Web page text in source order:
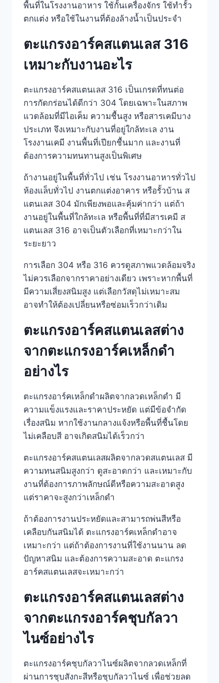
พื้นที่ในโรงงานอาหาร ใช้กั้นเครื่องจักร ใช้ทำรั้ว
ตกแต่ง หรือใช้ในงานที่ต้องล้างน้ำเป็นประจำ
ตะแกรงอาร์คสแตนเลส 316
เหมาะกับงานอะไร
ตะแกรงอาร์คสแตนเลส 316 เป็นเกรดที่ทนต่อ
การกัดกร่อนได้ดีกว่า 304 โดยเฉพาะในสภาพ
แวดล้อมที่มีไอเค็ม ความชื้นสูง หรือสารเคมีบาง
ประเภท จึงเหมาะกับงานที่อยู่ใกล้ทะเล งาน
โรงงานเคมี งานพื้นที่เปียกชื้นมาก และงานที่
ต้องการความทนทานสูงเป็นพิเศษ
ถ้างานอยู่ในพื้นที่ทั่วไป เช่น โรงงานอาหารทั่วไป
ห้องแล็บทั่วไป งานตกแต่งอาคาร หรือรั้วบ้าน ส
แตนเลส 304 มักเพียงพอและคุ้มค่ากว่า แต่ถ้า
งานอยู่ในพื้นที่ใกล้ทะเล หรือพื้นที่ที่มีสารเคมี ส
แตนเลส 316 อาจเป็นตัวเลือกที่เหมาะกว่าใน
ระยะยาว
การเลือก 304 หรือ 316 ควรดูสภาพแวดล้อมจริง
ไม่ควรเลือกจากราคาอย่างเดียว เพราะหากพื้นที่
มีความเสี่ยงสนิมสูง แต่เลือกวัสดุไม่เหมาะสม
อาจทำให้ต้องเปลี่ยนหรือซ่อมเร็วกว่าเดิม
ตะแกรงอาร์คสแตนเลสต่าง
จากตะแกรงอาร์คเหล็กดำ
อย่างไร
ตะแกรงอาร์คเหล็กดำผลิตจากลวดเหล็กดำ มี
ความแข็งแรงและราคาประหยัด แต่มีข้อจำกัด
เรื่องสนิม หากใช้งานกลางแจ้งหรือพื้นที่ชื้นโดย
ไม่เคลือบสี อาจเกิดสนิมได้เร็วกว่า
ตะแกรงอาร์คสแตนเลสผลิตจากลวดสแตนเลส มี
ความทนสนิมสูงกว่า ดูสะอาดกว่า และเหมาะกับ
งานที่ต้องการภาพลักษณ์ดีหรือความสะอาดสูง
แต่ราคาจะสูงกว่าเหล็กดำ
ถ้าต้องการงานประหยัดและสามารถพ่นสีหรือ
เคลือบกันสนิมได้ ตะแกรงอาร์คเหล็กดำอาจ
เหมาะกว่า แต่ถ้าต้องการงานที่ใช้งานนาน ลด
ปัญหาสนิม และต้องการความสะอาด ตะแกรง
อาร์คสแตนเลสจะเหมาะกว่า
ตะแกรงอาร์คสแตนเลสต่าง
จากตะแกรงอาร์คชุบกัลวา
ไนซ์อย่างไร
ตะแกรงอาร์คชุบกัลวาไนซ์ผลิตจากลวดเหล็กที่
ผ่านการชุบสังกะสีหรือชุบกัลวาไนซ์ เพื่อช่วยลด